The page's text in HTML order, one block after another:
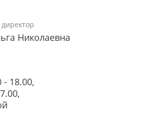
Николаевна
18.00,